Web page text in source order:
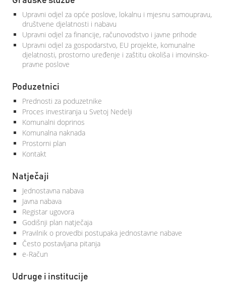
Upravni odjel za opće poslove, lokalnu i mjesnu samoupravu,
društvene djelatnosti i nabavu
Upravni odjel za financije, računovodstvo i javne prihode
Upravni odjel za gospodarstvo, EU projekte, komunalne
djelatnosti, prostorno uređenje i zaštitu okoliša i imovinsko-
pravne poslove
Poduzetnici
Prednosti za poduzetnike
Proces investiranja u Svetoj Nedelji
Komunalni doprinos
Komunalna naknada
Prostorni plan
Kontakt
Natječaji
Jednostavna nabava
Javna nabava
Registar ugovora
Godišnji plan natječaja
Pravilnik o provedbi postupaka jednostavne nabave
Često postavljana pitanja
e-Račun
Udruge i institucije